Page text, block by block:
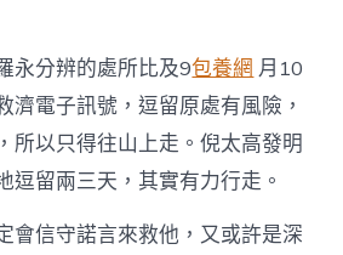
永分辨的處所比及9包養網 月10
濟電子訊號，逗留原處有風險，
所以只得往山上走。倪太高發明
逗留兩三天，其實有力行走。
會信守諾言來救他，又或許是深